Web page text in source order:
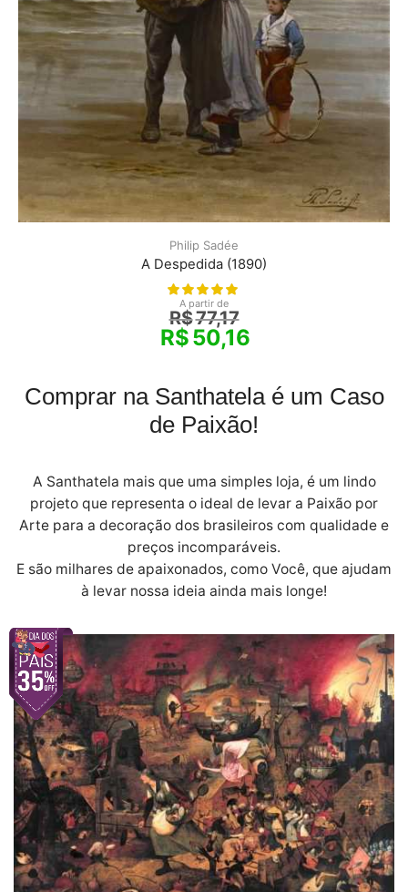
Philip Sadée
A Despedida (1890)
A partir de
R$77,17
R$50,16
Comprar na Santhatela é um Caso
de Paixão!
A Santhatela mais que uma simples loja, é um lindo
projeto que representa o ideal de levar a Paixão por
Arte para a decoração dos brasileiros com qualidade e
preços incomparáveis.
E são milhares de apaixonados, como Você, que ajudam
à levar nossa ideia ainda mais longe!